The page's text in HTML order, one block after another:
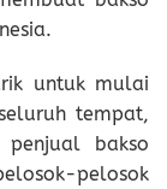
untuk mulai
tempat,
bakso
pelosok